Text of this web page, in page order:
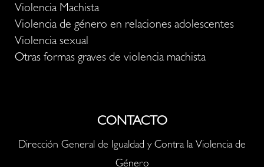
Violencia Machista
Violencia de género en relaciones adolescentes
Violencia sexual
Otras formas graves de violencia machista
CONTACTO
Dirección General de Igualdad y Contra la Violencia de
Género